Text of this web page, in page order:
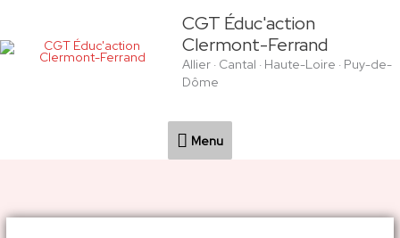
contenu
CGT Éduc'action
Clermont-Ferrand
Allier · Cantal · Haute-Loire · Puy-de-
Dôme
Menu
Menu